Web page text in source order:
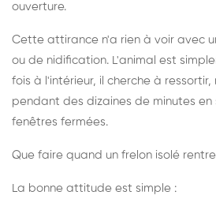
ouverture.
Cette attirance n'a rien à voir avec
ou de nidification. L'animal est
fois à l'intérieur, il cherche à
pendant des dizaines de minutes
fenêtres fermées.
Que faire quand un frelon isolé
La bonne attitude est simple :